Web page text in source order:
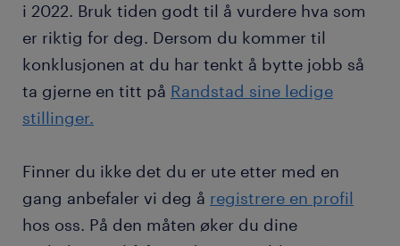
i 2022. Bruk tiden godt til å vurdere hva som
er riktig for deg. Dersom du kommer til
konklusjonen at du har tenkt å bytte jobb så
ta gjerne en titt på Randstad sine ledige
stillinger.
Finner du ikke det du er ute etter med en
gang anbefaler vi deg å registrere en profil
hos oss. På den måten øker du dine